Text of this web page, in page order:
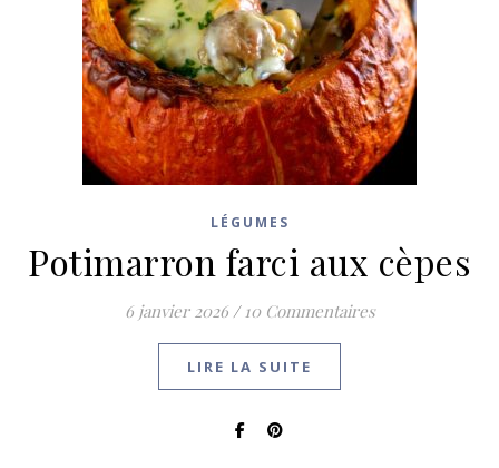
LÉGUMES
Potimarron farci aux cèpes
6 janvier 2026 / 10 Commentaires
LIRE LA SUITE